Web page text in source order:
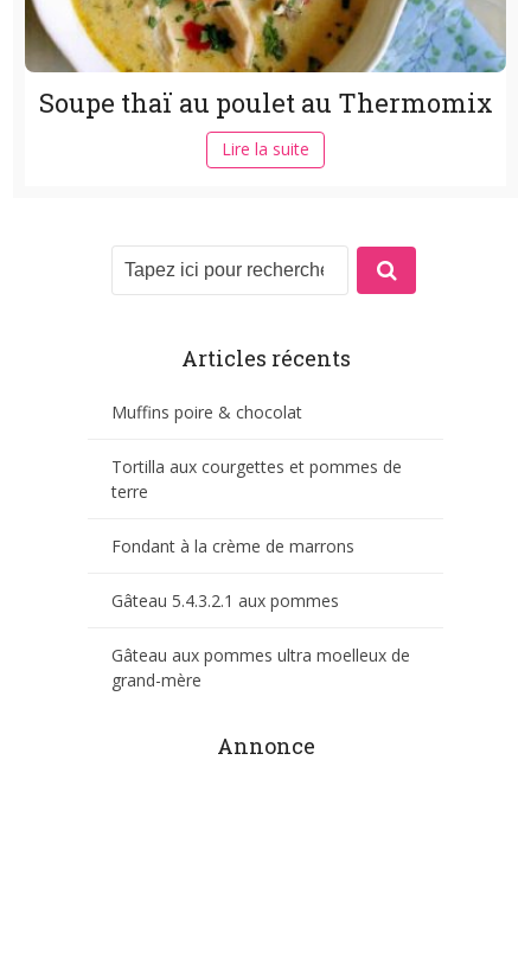
Soupe thaï au poulet au Thermomix
Lire la suite
Articles récents
Muffins poire & chocolat
Tortilla aux courgettes et pommes de
terre
Fondant à la crème de marrons
Gâteau 5.4.3.2.1 aux pommes
Gâteau aux pommes ultra moelleux de
grand-mère
Annonce